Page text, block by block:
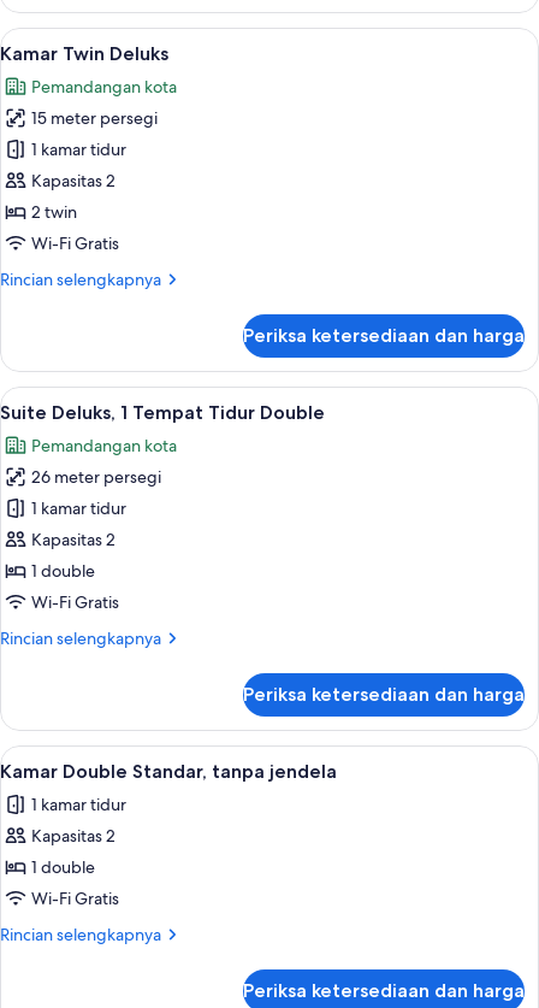
Kamar
Double
Deluks
Lihat
semua
foto
untuk
Kamar
Twin
Deluks
Kamar Twin Deluks | Pemandangan
15
Kamar Twin Deluks
Pemandangan kota
15 meter persegi
1 kamar tidur
Kapasitas 2
2 twin
Wi-Fi Gratis
Rincian selengkapnya
Rincian
Kamar
Twin
Deluks
Periksa ketersediaan dan harga
Lihat
semua
foto
untuk
Suite
Deluks,
1
Tempat
Double
Suite Deluks, 1 Tempat Tidur
14
Suite Deluks, 1 Tempat Tidur Double
Pemandangan kota
26 meter persegi
1 kamar tidur
Kapasitas 2
1 double
Wi-Fi Gratis
Rincian selengkapnya
Rincian
Suite
Deluks,
1
Tidur
Double
Periksa ketersediaan dan harga
Lihat
semua
foto
untuk
Kamar
Double
Standar,
Kamar Double Standar, tanpa
15
Kamar Double Standar, tanpa jendela
1 kamar tidur
Kapasitas 2
1 double
Wi-Fi Gratis
Rincian selengkapnya
Rincian
Periksa ketersediaan dan harga